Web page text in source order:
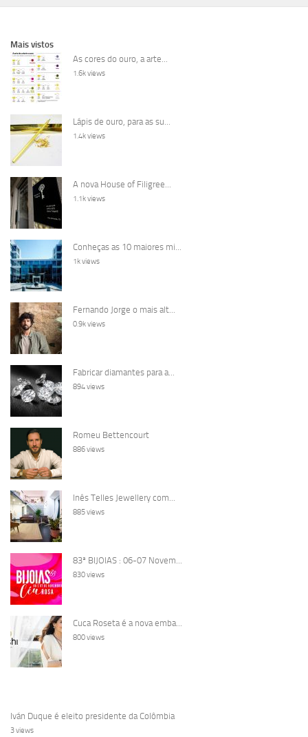
Mais vistos
As cores do ouro, a arte...
1.6k views
Lápis de ouro, para as su...
1.4k views
A nova House of Filigree...
1.1k views
Conheças as 10 maiores mi...
1k views
Fernando Jorge o mais alt...
0.9k views
Fabricar diamantes para a...
894 views
Romeu Bettencourt
886 views
Inês Telles Jewellery com...
885 views
83ª BIJOIAS : 06-07 Novem...
830 views
Cuca Roseta é a nova emba...
800 views
Iván Duque é eleito presidente da Colômbia
3 views